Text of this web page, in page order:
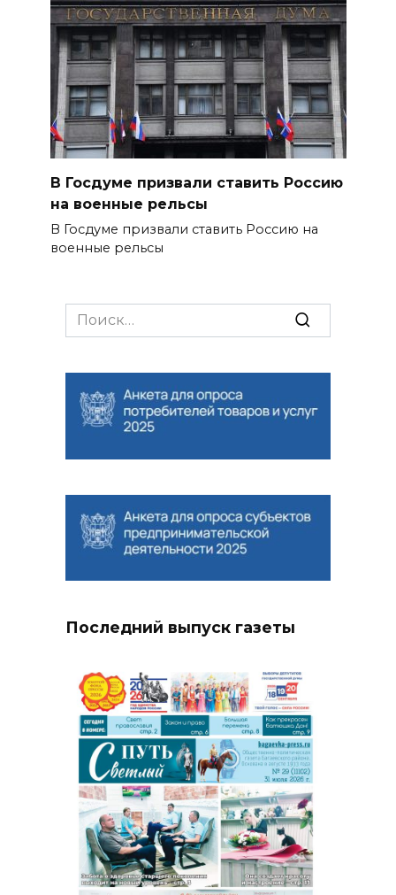
В Госдуме призвали ставить Россию
на военные рельсы
В Госдуме призвали ставить Россию на
военные рельсы
Search
for:
Последний выпуск газеты